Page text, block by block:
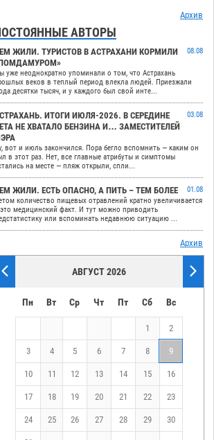
Архив
АВТОРЫ
ЖИЛИ. ТУРИСТОВ В АСТРАХАНИ КОРМИЛИ
08.08
уже неоднократно упоминали о том, что Астрахань
веков в теплый период влекла людей. Приезжали
десятки тысяч, и у каждого был свой инте...
ИТОГИ ИЮЛЯ-2026. В СЕРЕДИНЕ
НЕ ХВАТАЛО БЕНЗИНА И… ЗАМЕСТИТЕЛЕЙ
03.08
вот и июль закончился. Пора бегло вспомнить — каким он
в этот раз. Нет, все главные атрибуты и симптомы
на месте — пляж открыли, спли...
ЖИЛИ. ЕСТЬ ОПАСНО, А ПИТЬ – ТЕМ БОЛЕЕ
01.08
количество пищевых отравлений кратно увеличивается
медицинский факт. И тут можно приводить
или вспоминать недавнюю ситуацию ...
Архив
АВГУСТ 2026
Пн Вт Ср Чт Пт Сб Вс
1 2
3 4 5 6 7 8 9
10 11 12 13 14 15 16
17 18 19 20 21 22 23
24 25 26 27 28 29 30